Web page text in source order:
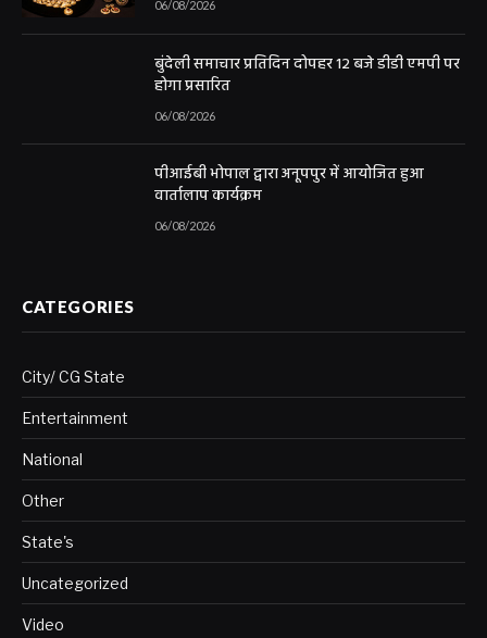
06/08/2026
बुंदेली समाचार प्रतिदिन दोपहर 12 बजे डीडी एमपी पर
होगा प्रसारित
06/08/2026
पीआईबी भोपाल द्वारा अनूपपुर में आयोजित हुआ
वार्तालाप कार्यक्रम
06/08/2026
CATEGORIES
City/ CG State
Entertainment
National
Other
State's
Uncategorized
Video